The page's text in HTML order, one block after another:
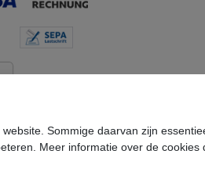
Sommige daarvan zijn
Meer informatie over de